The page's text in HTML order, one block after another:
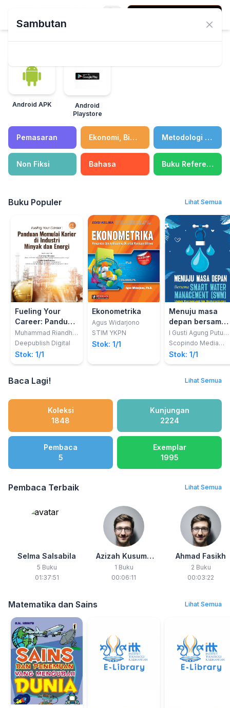
Android APK
Android
Playstore
Pemasaran Ekonomi, Bisnis & Manajemen Metodologi Penelitian
Non Fiksi Bahasa Buku Referensi
Buku Populer Lihat Semua
Fueling Your
Career: Panduan
Memulai Karier
di Industri
Minyak dan
Energi
Muhammad Riandhy
Anindika Yudhy
Deepublish Digital
Stok: 1/1
Ekonometrika
Agus Widarjono
STIM YKPN
Stok: 1/1
Menuju masa
depan bersama
smart water
management
(SWM) untuk
konservasi air
I Gusti Agung Putu
Eryani
Scopindo Media
Pustaka
Stok: 1/1
Baca Lagi! Lihat Semua
Koleksi
1848
Kunjungan
2224
Pembaca
5
Exemplar
1995
Pembaca Terbaik Lihat Semua
Selma Salsabila
5 Buku
01:37:51
Azizah Kusuma
Wardani
1 Buku
00:06:11
Ahmad Fasikh
2 Buku
00:03:22
Matematika dan Sains Lihat Semua
Sambutan Close